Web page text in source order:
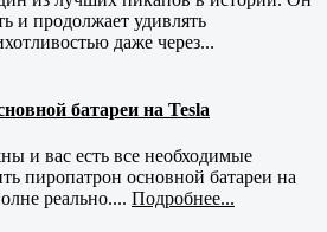
и продолжает удивлять
даже через...
батареи на Tesla
и вас есть все необходимые
пиропатрон основной батареи на
реально.... Подробнее...